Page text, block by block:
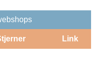
Link